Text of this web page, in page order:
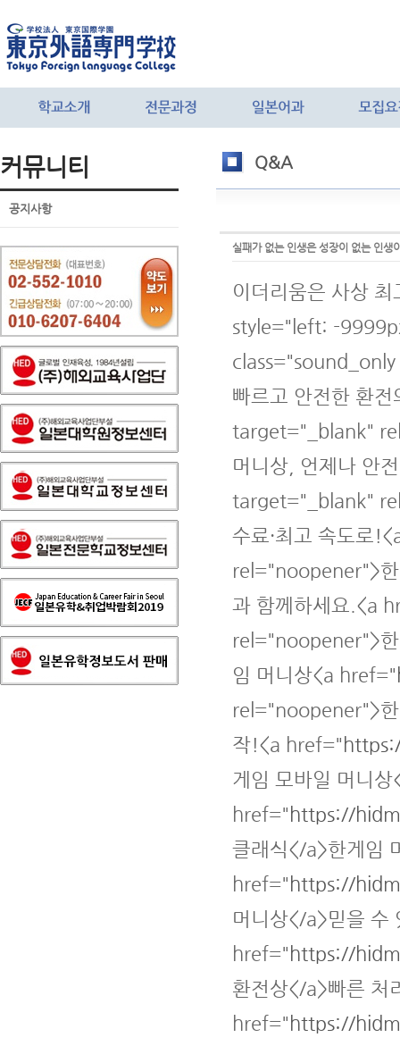
커뮤니티
공지사항
Q&A
실패가 없는 인생은 성장이 없는 인생
이더리움은 사상
style="left: -
빠르고 안전한 환
target="_blank"
머니상, 언제나 안
target="_blank"
수료·최고 속도로
rel="noopener">한
과 함께하세요.<a
rel="noopener">한
임 머니상<a href="
rel="noopener">한
작!<a href="
게임 모바일 머니
href=" https://
클래식</a>한게임
href=" https://
머니상</a>믿을 수
href=" https://
환전상</a>빠른 처
href=" https://